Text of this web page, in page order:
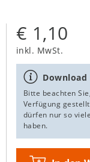
€ 1,10
inkl. MwSt.
Download
Bitte beachten
Verfügung
dürfen nur so
haben.